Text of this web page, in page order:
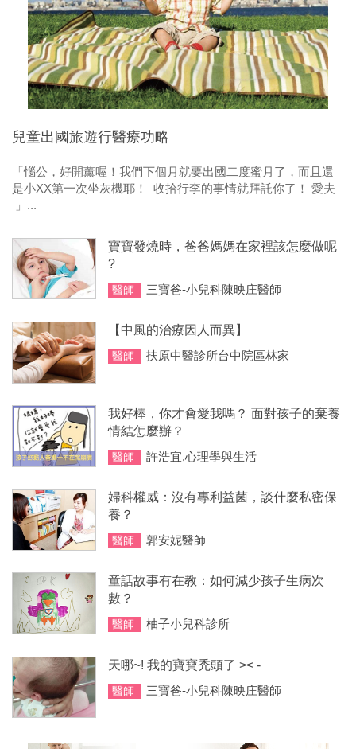
兒童出國旅遊行醫療功略
「惱公，好開薰喔！我們下個月就要出國二度蜜月了，而且還
是小XX第一次坐灰機耶！ 收拾行李的事情就拜託你了！ 愛夫
」...
寶寶發燒時，爸爸媽媽在家裡該怎麼做呢
?
醫師 三寶爸-小兒科陳映庄醫師
【中風的治療因人而異】
醫師 扶原中醫診所台中院區林家
我好棒，你才會愛我嗎？ 面對孩子的棄養
情結怎麼辦？
醫師 許浩宜,心理學與生活
婦科權威：沒有專利益菌，談什麼私密保
養？
醫師 郭安妮醫師
童話故事有在教：如何減少孩子生病次
數？
醫師 柚子小兒科診所
天哪~! 我的寶寶禿頭了 >< -
醫師 三寶爸-小兒科陳映庄醫師